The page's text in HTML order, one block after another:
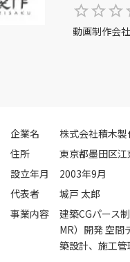
動画制作会社
企業名
株式会社積木製
住所
東京都墨田区
設立年月
2003年9月
代表者
城戸 太郎
事業内容
建築CGパース
MR）開発 空間
築設計、施工